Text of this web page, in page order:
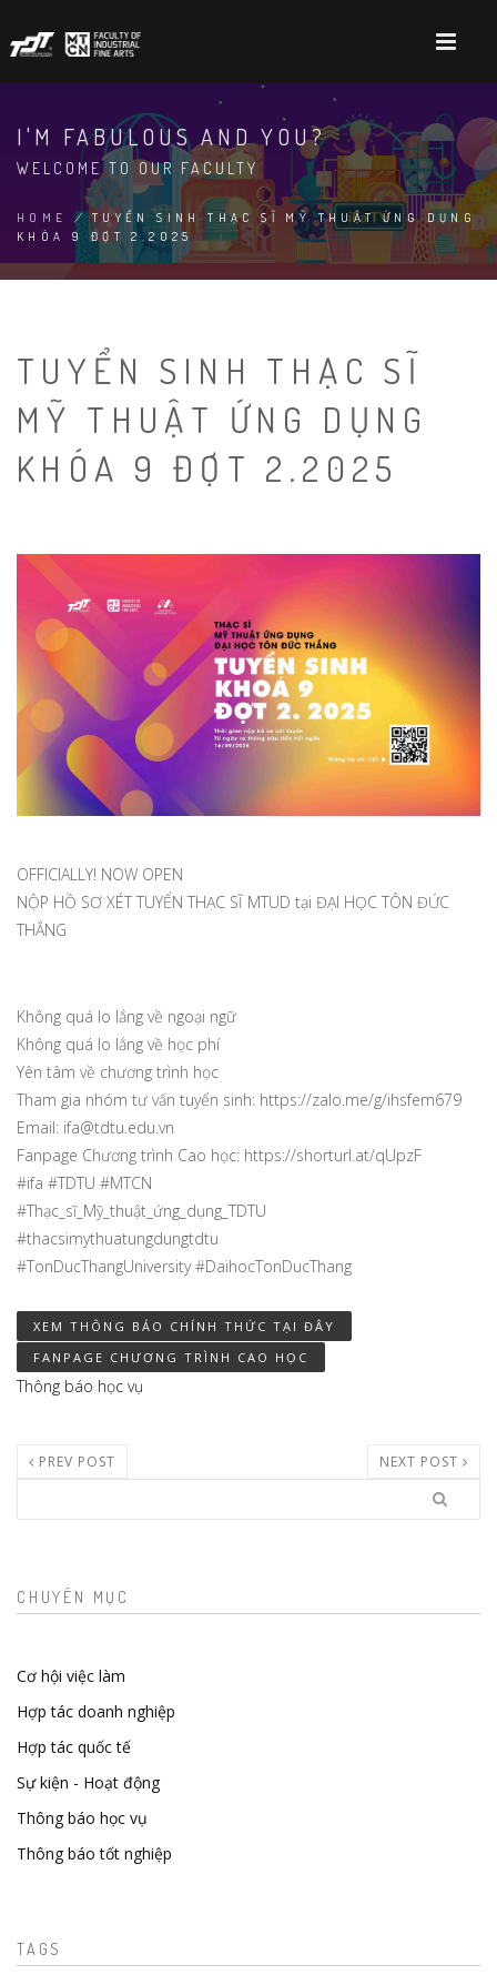
to
main
content
I'M FABULOUS AND YOU?
WELCOME TO OUR FACULTY
BREADCRUMB
HOME /TUYỂN SINH THẠC SĨ MỸ THUẬT ỨNG DỤNG
KHÓA 9 ĐỢT 2.2025
TUYỂN SINH THẠC SĨ
MỸ THUẬT ỨNG DỤNG
KHÓA 9 ĐỢT 2.2025
OFFICIALLY! NOW OPEN
NỘP HỒ SƠ XÉT TUYỂN THẠC SĨ MTUD tại ĐẠI HỌC TÔN ĐỨC
THẮNG
Không quá lo lắng về ngoại ngữ
Không quá lo lắng về học phí
Yên tâm về chương trình học
Tham gia nhóm tư vấn tuyển sinh: https://zalo.me/g/ihsfem679
Email: ifa@tdtu.edu.vn
Fanpage Chương trình Cao học: https://shorturl.at/qUpzF
#ifa #TDTU #MTCN
#Thạc_sĩ_Mỹ_thuật_ứng_dụng_TDTU
#thacsimythuatungdungtdtu
#TonDucThangUniversity #DaihocTonDucThang
XEM THÔNG BÁO CHÍNH THỨC TẠI ĐÂY
FANPAGE CHƯƠNG TRÌNH CAO HỌC
Thông báo học vụ
PREV POST NEXT POST
CHUYÊN MỤC
Cơ hội việc làm
Hợp tác doanh nghiệp
Hợp tác quốc tế
Sự kiện - Hoạt động
Thông báo học vụ
Thông báo tốt nghiệp
TAGS